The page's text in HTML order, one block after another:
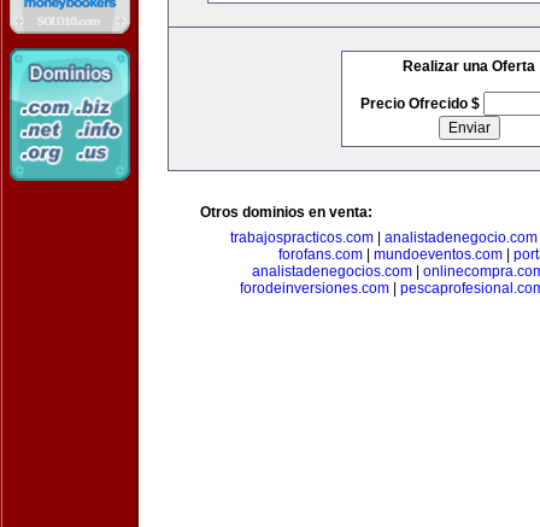
Realizar una Oferta
Precio Ofrecido $
Otros dominios en venta:
trabajospracticos.com| analistadenegocio.com
forofans.com
mundoeventos.com
analistadenegocios.com
forodeinversiones.com